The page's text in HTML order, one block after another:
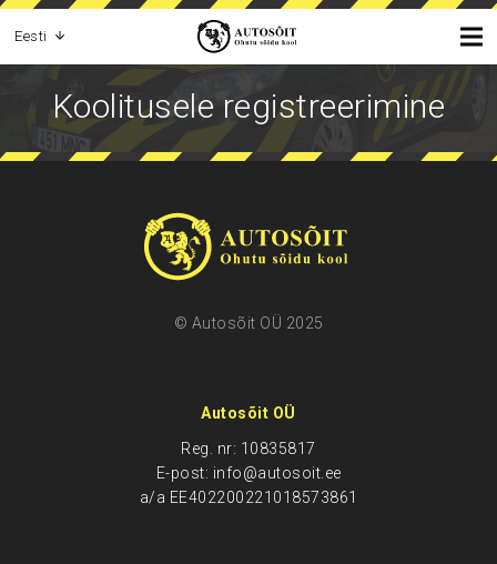
Eesti
Koolitusele registreerimine
© Autosõit OÜ 2025
Autosõit OÜ
Reg. nr: 10835817
E-post: info@autosoit.ee
a/a EE402200221018573861